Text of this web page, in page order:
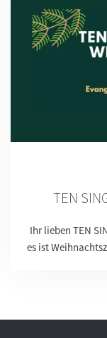
TEN
Ihr lieben TEN
es ist